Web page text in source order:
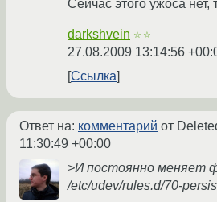
Сейчас этого ужоса нет,
darkshvein ☆☆
27.08.2009 13:14:56
Ссылка
Ответ на: комментарий от
11:30:49 +00:00
>И постоянно меняет
/etc/udev/rules.d/70-